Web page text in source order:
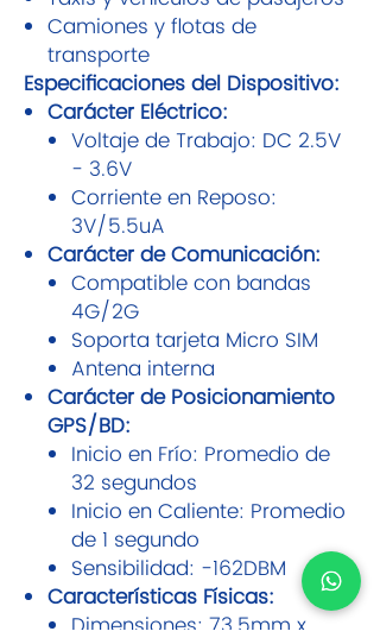
Camiones y flotas de
transporte
Especificaciones del Dispositivo:
Carácter Eléctrico:
Voltaje de Trabajo: DC 2.5V
- 3.6V
Corriente en Reposo:
3V/5.5uA
Carácter de Comunicación:
Compatible con bandas
4G/2G
Soporta tarjeta Micro SIM
Antena interna
Carácter de Posicionamiento
GPS/BD:
Inicio en Frío: Promedio de
32 segundos
Inicio en Caliente: Promedio
de 1 segundo
Sensibilidad: -162DBM
Características Físicas:
Dimensiones: 73.5mm x